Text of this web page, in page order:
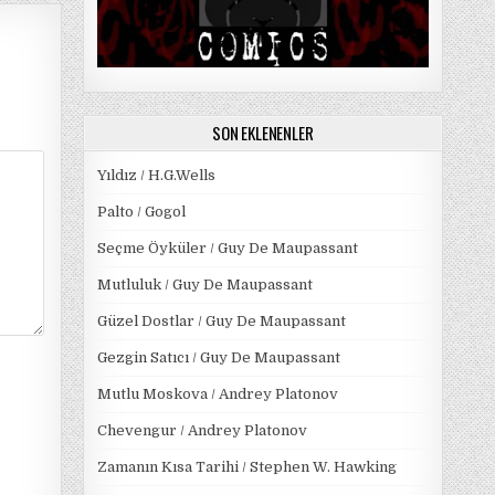
SON EKLENENLER
Yıldız / H.G.Wells
Palto / Gogol
Seçme Öyküler / Guy De Maupassant
Mutluluk / Guy De Maupassant
Güzel Dostlar / Guy De Maupassant
Gezgin Satıcı / Guy De Maupassant
Mutlu Moskova / Andrey Platonov
Chevengur / Andrey Platonov
Zamanın Kısa Tarihi / Stephen W. Hawking